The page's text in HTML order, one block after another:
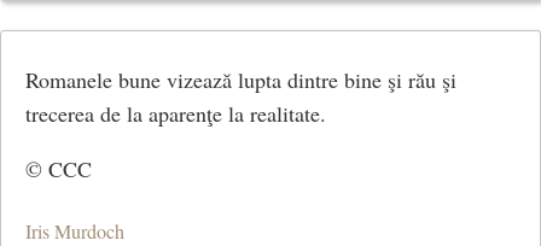
Romanele bune vizează lupta dintre bine şi rău şi
trecerea de la aparenţe la realitate.
© CCC
Iris Murdoch